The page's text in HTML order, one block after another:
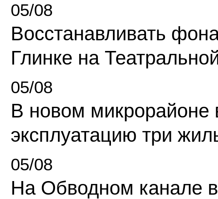
05/08
Восстанавливать
Глинке на
05/08
В новом микрорайоне
эксплуатацию три
05/08
На Обводном канале